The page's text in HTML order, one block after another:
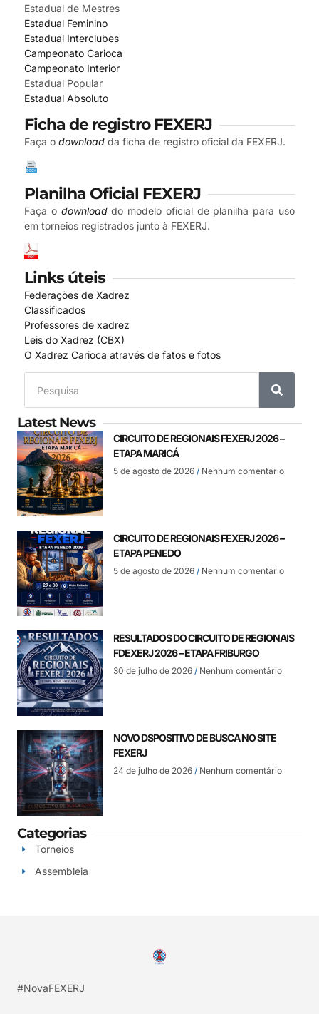
Estadual de Mestres
Estadual Feminino
Estadual Interclubes
Campeonato Carioca
Campeonato Interior
Estadual Popular
Estadual Absoluto
Ficha de registro FEXERJ
Faça o download da ficha de registro oficial da FEXERJ.
Planilha Oficial FEXERJ
Faça o downloaddo modelo oficial de planilha para uso
em torneios registrados junto à FEXERJ.
Links úteis
Federações de Xadrez
Classificados
Professores de xadrez
Leis do Xadrez (CBX)
O Xadrez Carioca através de fatos e fotos
Latest News
CIRCUITO DE REGIONAIS FEXERJ 2026 –
ETAPA MARICÁ
5 de agosto de 2026 Nenhum comentário
CIRCUITO DE REGIONAIS FEXERJ 2026 –
ETAPA PENEDO
5 de agosto de 2026 Nenhum comentário
RESULTADOS DO CIRCUITO DE REGIONAIS
FDEXERJ 2026 – ETAPA FRIBURGO
30 de julho de 2026 Nenhum comentário
NOVO DSPOSITIVO DE BUSCA NO SITE
FEXERJ
24 de julho de 2026 Nenhum comentário
Categorias
Torneios
Assembleia
#NovaFEXERJ